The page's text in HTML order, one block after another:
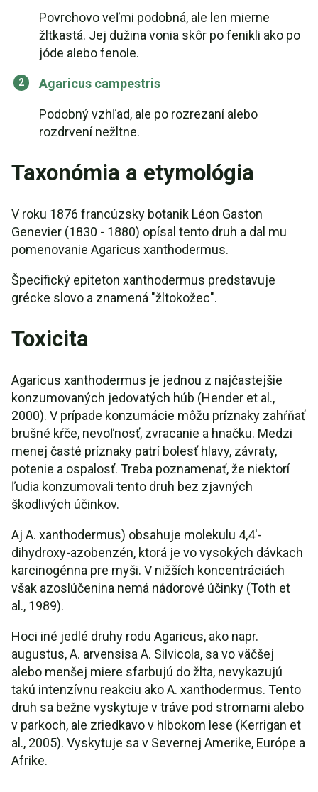
Povrchovo veľmi podobná, ale len mierne
žltkastá. Jej dužina vonia skôr po fenikli ako po
jóde alebo fenole.
Agaricus campestris
Podobný vzhľad, ale po rozrezaní alebo
rozdrvení nežltne.
Taxonómia a etymológia
V roku 1876 francúzsky botanik Léon Gaston
Genevier (1830 - 1880) opísal tento druh a dal mu
pomenovanie Agaricus xanthodermus.
Špecifický epiteton xanthodermus predstavuje
grécke slovo a znamená "žltokožec".
Toxicita
Agaricus xanthodermus je jednou z najčastejšie
konzumovaných jedovatých húb (Hender et al.,
2000). V prípade konzumácie môžu príznaky zahŕňať
brušné kŕče, nevoľnosť, zvracanie a hnačku. Medzi
menej časté príznaky patrí bolesť hlavy, závraty,
potenie a ospalosť. Treba poznamenať, že niektorí
ľudia konzumovali tento druh bez zjavných
škodlivých účinkov.
Aj A. xanthodermus) obsahuje molekulu 4,4′-
dihydroxy-azobenzén, ktorá je vo vysokých dávkach
karcinogénna pre myši. V nižších koncentráciách
však azoslúčenina nemá nádorové účinky (Toth et
al., 1989).
Hoci iné jedlé druhy rodu Agaricus, ako napr.
augustus, A. arvensisa A. Silvicola, sa vo väčšej
alebo menšej miere sfarbujú do žlta, nevykazujú
takú intenzívnu reakciu ako A. xanthodermus. Tento
druh sa bežne vyskytuje v tráve pod stromami alebo
v parkoch, ale zriedkavo v hlbokom lese (Kerrigan et
al., 2005). Vyskytuje sa v Severnej Amerike, Európe a
Afrike.